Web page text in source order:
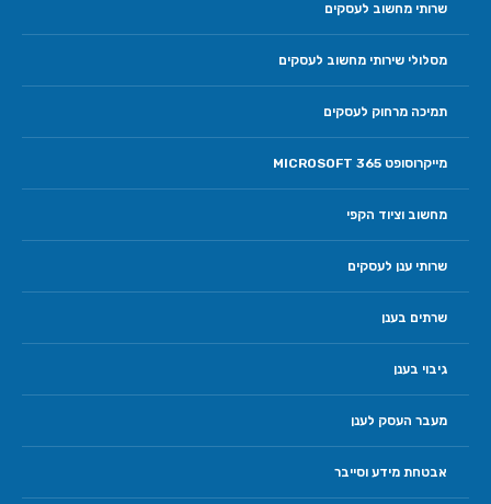
שרותי מחשוב לעסקים
מסלולי שירותי מחשוב לעסקים
תמיכה מרחוק לעסקים
מייקרוסופט 365 MICROSOFT
מחשוב וציוד הקפי
שרותי ענן לעסקים
שרתים בענן
גיבוי בענן
מעבר העסק לענן
אבטחת מידע וסייבר